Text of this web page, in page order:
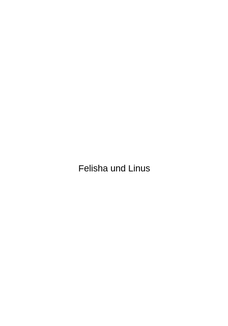
Felisha und Linus